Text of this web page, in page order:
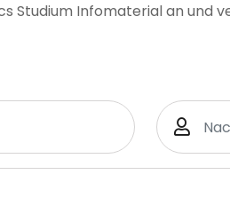
Studium Infomaterial an und